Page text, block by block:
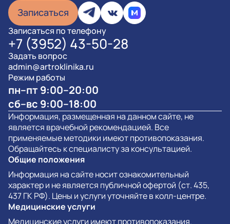
Записаться
Записаться по телефону
+7 (3952) 43-50-28
Задать вопрос
admin@artroklinika.ru
Режим работы
пн–пт 9:00–20:00
сб–вс 9:00–18:00
Информация, размещенная на данном сайте, не
является врачебной рекомендацией. Все
применяемые методики имеют противопоказания.
Обращайтесь к специалисту за консультацией.
Общие положения
Информация на сайте носит ознакомительный
характер и не является публичной офертой (ст. 435,
437 ГК РФ). Цены и услуги уточняйте в колл-центре.
Медицинские услуги
Медицинские услуги имеют противопоказания.